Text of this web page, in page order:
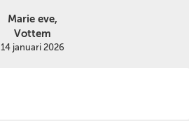
Marie eve,
Vottem
14 januari 2026